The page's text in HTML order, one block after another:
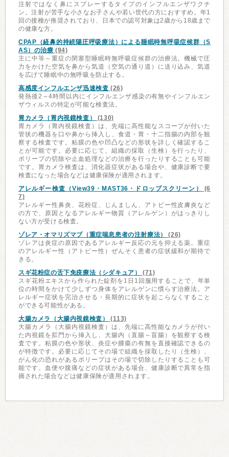
注射ではなく鼻にスプレーするタイプのインフルエンザワクチ
ン。注射が苦手な小さなお子さんや若い世代の方におすすめ。年1
回の接種が推奨されており、日本での認可対象は2歳から18歳まで
の健康な方。
CPAP（経鼻的持続陽圧呼吸療法）による睡眠時無呼吸症候群（S
AS）の治療 (94)
主に中等～重症の閉塞型睡眠時無呼吸症候群の治療法。機械で圧
力をかけた空気を鼻から気道（空気の通り道）に送り込み、気道
を広げて睡眠中の無呼吸を防止する。
高感度インフルエンザ迅速検査 (26)
発熱後2～4時間以内にインフルエンザ感染の有無やインフルエン
ザウィルスの特定が可能な検査法。
胃カメラ（胃内視鏡検査）
(130)
胃カメラ（胃内視鏡検査）は、先端に高性能なスコープが付いた
管状の機器を口や鼻から挿入し、食道・胃・十二指腸の内部を観
察する検査です。粘膜の色や凹凸などの形状を詳しく確認するこ
とが可能です。必要に応じて、組織の採取（生検）を行ったり、
ポリープの切除や止血処理などの治療を行ったりすることも可能
です。胃カメラ検査は、消化器症状がある場合や、健康診断で要
検査になった場合などは健康保険が適用されます。
アレルギー検査（View39・MAST36・ドロップスクリーン）
(6
7)
アレルギー性鼻炎、花粉症、じんましん、アトピー性皮膚炎など
の方で、原因となるアレルギー物質（アレルゲン）がはっきりし
ない方が受ける検査。
ゾレア・オマリズマブ（重症喘息患者の注射療法）
(26)
ゾレアは炎症の原因であるアレルギー反応の元を抑える薬。重症
のアレルギー性（アトピー性）ぜんそく患者の症状緩和が期待で
きる。
スギ花粉症の舌下免疫療法（シダキュア）
(71)
スギ花粉エキスから作られた錠剤を1日1回服用することで、年単
位の時間をかけて少しずつ身体をアレルゲンに慣らす治療法。ア
レルギー症状を完治させる・長期的に症状を起こらなくすること
ができる可能性がある。
大腸カメラ（大腸内視鏡検査）
(113)
大腸カメラ（大腸内視鏡検査）は、先端に高性能なカメラが付い
た内視鏡を肛門から挿入し、大腸内（直腸～盲腸）を観察する検
査です。粘膜の色や形状、炎症や腫瘍の有無を直接確認できるの
が特徴です。必要に応じてその場で組織を採取したり（生検）、
がん化の恐れがあるポリープはその場で切除したりすることも可
能です。血便や腹痛などの症状がある場合、健康診断で異常を指
摘された場合などは健康保険が適用されます。